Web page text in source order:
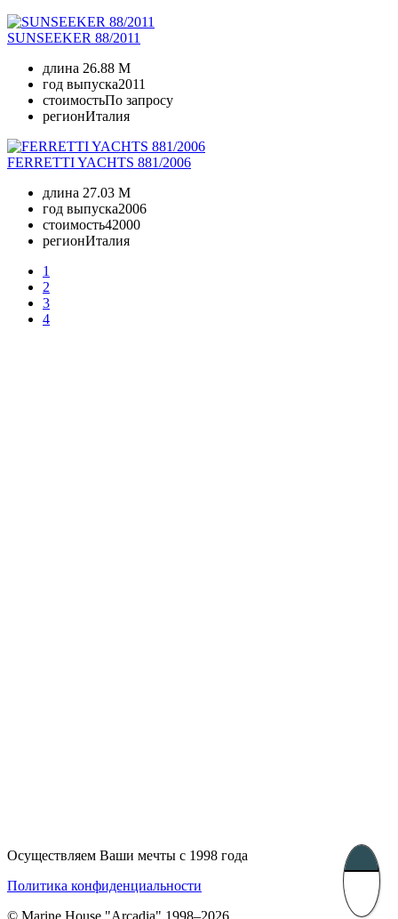
SUNSEEKER 88/2011
длина 26.88 M
год выпуска2011
стоимостьПо запросу
регионИталия
FERRETTI YACHTS 881/2006
длина 27.03 M
год выпуска2006
стоимость42000
регионИталия
1
2
3
4
Осуществляем Ваши мечты с 1998 года
Политика конфиденциальности